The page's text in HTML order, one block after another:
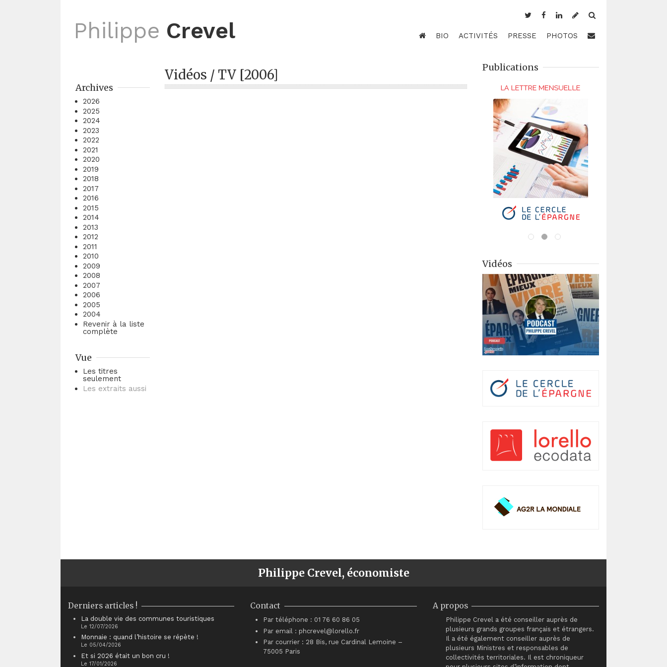
Philippe Crevel BIO ACTIVITÉS PRESSE PHOTOS
Archives
2026
2025
2024
2023
2022
2021
2020
2019
2018
2017
2016
2015
2014
2013
2012
2011
2010
2009
2008
2007
2006
2005
2004
Revenir à la liste
complète
Vue
Les titres
seulement
Les extraits aussi
Vidéos / TV [2006] Publications
Vidéos
Philippe Crevel, économiste
Derniers articles !
La double vie des communes touristiques
Le 12/07/2026
Monnaie : quand l’histoire se répète !
Le 05/04/2026
Et si 2026 était un bon cru !
Le 17/01/2026
Contact
Par téléphone : 01 76 60 86 05
Par email : phcrevel@lorello.fr
Par courrier : 28 Bis, rue Cardinal Lemoine –
75005 Paris
A propos
Philippe Crevel a été conseiller auprès de
plusieurs grands groupes français et étrangers.
Il a été également conseiller auprès de
plusieurs Ministres et responsables de
collectivités territoriales. Il est chroniqueur